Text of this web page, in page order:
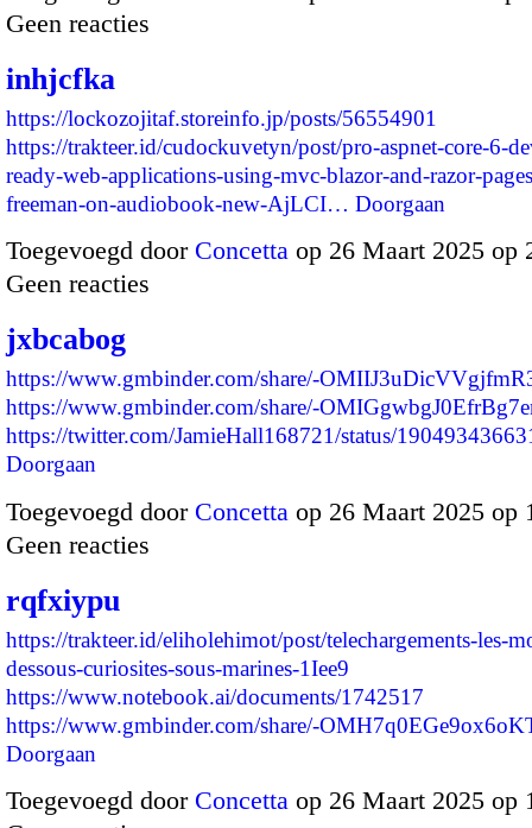
Geen reacties
inhjcfka
https://lockozojitaf.storeinfo.jp/posts/56554901
https://trakteer.id/cudockuvetyn/post/pro-aspnet-core-6-
ready-web-applications-using-mvc-blazor-and-razor-
freeman-on-audiobook-new-AjLCI… Doorgaan
Toegevoegd door Concetta op 26 Maart 2025
Geen reacties
jxbcabog
https://www.gmbinder.com/share/-
https://www.gmbinder.com/share/-
https://twitter.com/JamieHall168721/status/
Doorgaan
Toegevoegd door Concetta op 26 Maart 2025
Geen reacties
rqfxiypu
https://trakteer.id/eliholehimot/post/telechargements-les-
dessous-curiosites-sous-marines-1Iee9
https://www.notebook.ai/documents/1742517
https://www.gmbinder.com/share/-
Doorgaan
Toegevoegd door Concetta op 26 Maart 2025